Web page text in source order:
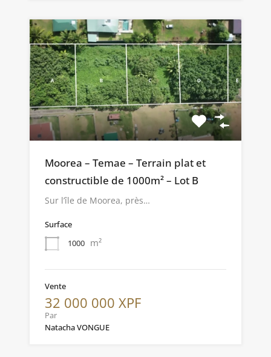
Moorea – Temae – Terrain plat et
constructible de 1000m² – Lot B
Sur l’île de Moorea, près…
Surface
1000 m²
Vente
32 000 000 XPF
Par
Natacha VONGUE